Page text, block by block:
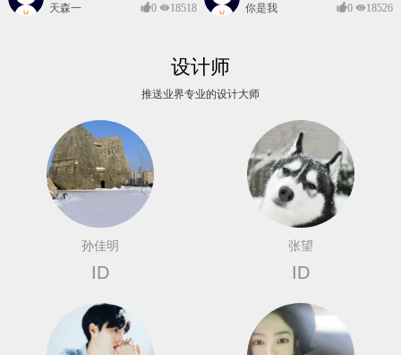
天森一
0 18518
你是我
0 18526
设计师
推送业界专业的设计大师
孙佳明
ID
张望
ID